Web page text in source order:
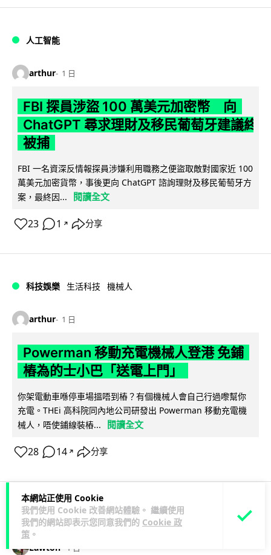
本網站正使用 Cookie
我們使用 Cookie 改善網站體驗。 繼續使用
我們的網站即表示您同意我們的 Cookie 政
策 。
人工智能
arthur 1 日
FBI 探員涉盜 100 萬美元加密幣 向
ChatGPT 尋求理財及移民葡萄牙建議終
被捕
FBI 一名資深反情報探員涉嫌利用職務之便盜取敵對國家近 100
萬美元加密貨幣，事後更向 ChatGPT 諮詢理財及移民葡萄牙方
案，最終因...
閱讀全文
23 1 ↗ 分享
科技娛樂 生活科技 機械人
arthur 1 日
Powerman 移動充電機械人登港 免鋪
樁為的士小巴「送電上門」
你架電動車喺停車場搵唔到樁？有個機械人會自己行過嚟幫你
充電。THEi 高科院同內地公司研發出 Powerman 移動充電機
械人，唔使鋪線裝樁...
閱讀全文
28 14 ↗ 分享
商業科技 資訊保安
Lawton 1 日